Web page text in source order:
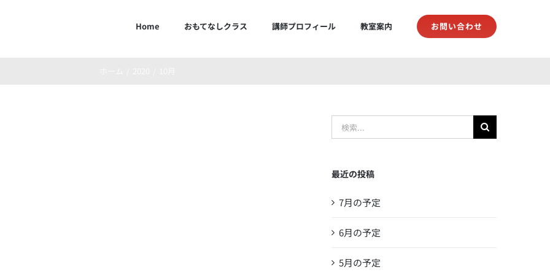
Home おもてなしクラス 講師プロフィール 教室案内 お問い合わせ
索
最近の投稿
7月の予定
6月の予定
5月の予定